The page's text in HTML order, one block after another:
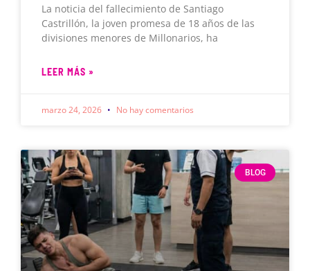
La noticia del fallecimiento de Santiago
Castrillón, la joven promesa de 18 años de las
divisiones menores de Millonarios, ha
LEER MÁS »
marzo 24, 2026 No hay comentarios
BLOG